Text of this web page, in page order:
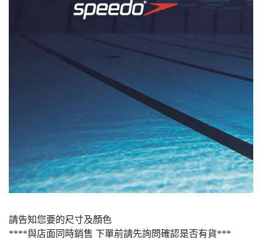
請告知您要的尺寸及顏色
****與店面同時銷售 下單前請先詢問確認是否有貨***